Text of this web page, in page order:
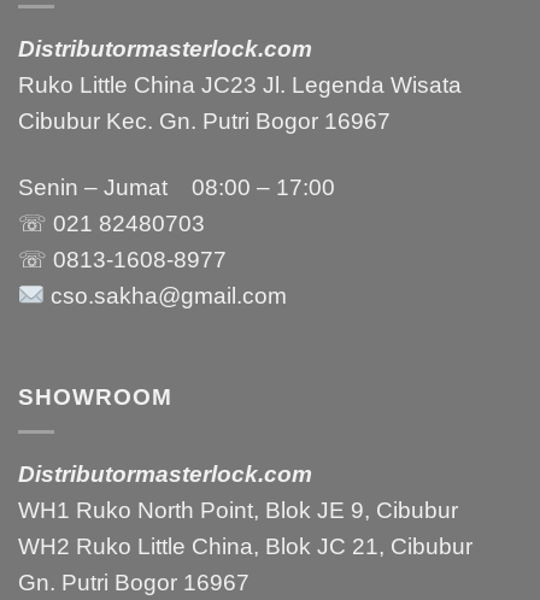
Distributormasterlock.com
Ruko Little China JC23 Jl. Legenda Wisata
Cibubur Kec. Gn. Putri Bogor 16967
Senin – Jumat 08:00 – 17:00
☏ 021 82480703
☏ 0813-1608-8977
cso.sakha@gmail.com
SHOWROOM
Distributormasterlock.com
WH1 Ruko North Point, Blok JE 9, Cibubur
WH2 Ruko Little China, Blok JC 21, Cibubur
Gn. Putri Bogor 16967